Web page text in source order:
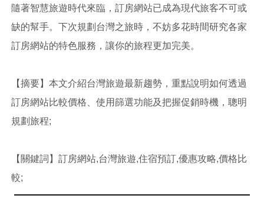
隨著智慧旅遊時代來臨，訂房網站已成為現代旅客不可或
缺的幫手。下次規劃台灣之旅時，不妨多花時間研究各家
訂房網站的特色服務，讓你的旅程更加完美。
【摘要】本文介紹台灣旅遊最新趨勢，重點說明如何透過
訂房網站比較價格、使用篩選功能及把握促銷時機，聰明
規劃旅程;
【關鍵詞】訂房網站,台灣旅遊,住宿預訂,優惠攻略,價格比
較;